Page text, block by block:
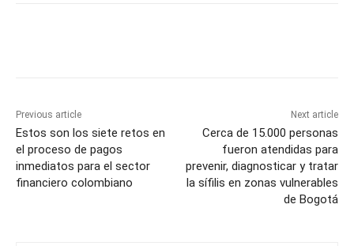
Previous article
Estos son los siete retos en
el proceso de pagos
inmediatos para el sector
financiero colombiano
Next article
Cerca de 15.000 personas
fueron atendidas para
prevenir, diagnosticar y tratar
la sífilis en zonas vulnerables
de Bogotá